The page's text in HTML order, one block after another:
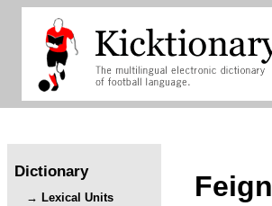
Dictionary
Lexical Units
Feign